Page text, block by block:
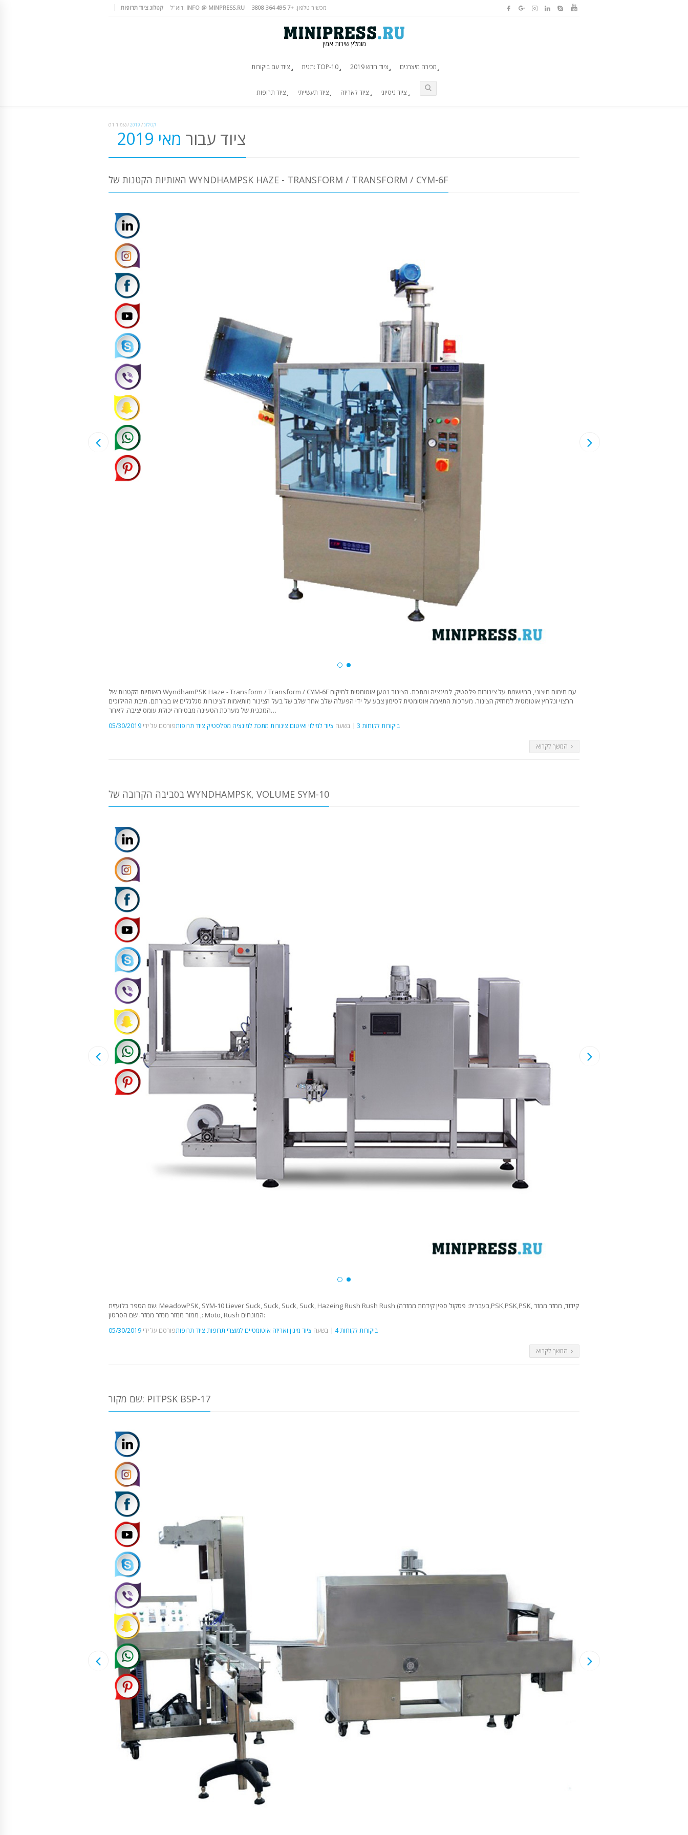
קטלוג ציוד תרופות דוא"ל: INFO @ MINPRESS.RU מכשיר טלפון: +7 495 364 3808
מומלץ שירות אמין
ציוד עם ביקורות תגית: TOP-10 ציוד חדש 2019 מכירה מיצרנים
ציוד תרופות ציוד תעשייתי ציוד לאריזה ציוד ניסיוני
קטלוג/
2019
/(עמוד 11)
ציוד עבור מאי 2019
האותיות הקטנות של WYNDHAMPSK HAZE - TRANSFORM / TRANSFORM / CYM-6F
האותיות הקטנות של WyndhamPSK Haze - Transform / Transform / CYM-6F עם חימום חיצוני, המיושמת על צינורות פלסטיק, למינציה ומתכת. הצינור נטען אוטומטית למיקום
הרצוי ונלחץ אוטומטית למחזיק הצינור. מערכות התאמה אוטומטית לסימון צבע על ידי הפעלה שלב אחר שלב של בעל הצינור מותאמות לצינורות סגלגלים או בצורתם. תיבת ההילוכים
המכנית של מערכת הטעינה מבטיחה יכולת עומס יציבה. לאחר…
פורסם על ידי 05/30/2019 ציוד תרופות בשעה ציוד למילוי ואיטום צינורות מתכת למינציה מפלסטיק 3 ביקורות לקוחות
המשך לקרוא
בסביבה הקרובה של WYNDHAMPSK, VOLUME SYM-10
שם הספר בלועזית: MeadowPSK, SYM-10 Liever Suck, Suck, Suck, Suck, Hazeing Rush Rush Rush (בעברית: פסקול ספין קידמת ממזרה,PSK,PSK,PSK, קידוד, ממזר ממזר
, ממזר ממזר ממזר ממזר. שם הסרטון: Moto, Rush המונחים:
פורסם על ידי 05/30/2019 ציוד תרופות בשעה ציוד מינון ואריזה אוטומטיים למוצרי תרופות 4 ביקורות לקוחות
המשך לקרוא
שם מקור: PITPSK BSP-17